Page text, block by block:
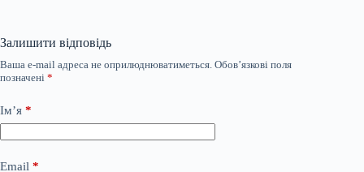
Залишити відповідь
Ваша e-mail адреса не оприлюднюватиметься. Обов’язкові поля
позначені *
Ім’я *
Email *